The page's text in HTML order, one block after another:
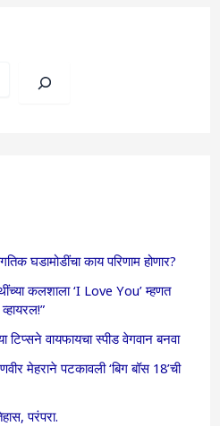
घडामोडींचा काय परिणाम होणार?
कलशाला ‘I Love You’ म्हणत
टिप्सने वायफायचा स्पीड वेगवान बनवा
मेहराने पटकावली ‘बिग बॉस 18’ची
परंपरा.